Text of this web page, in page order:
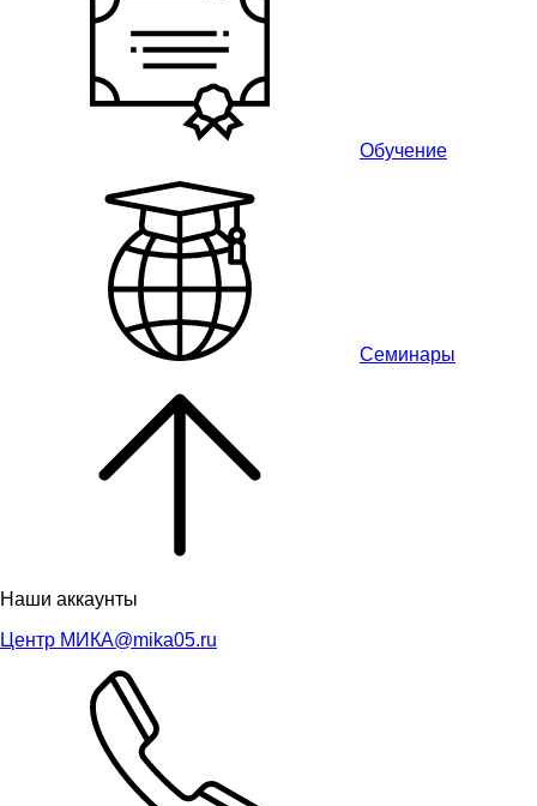
Обучение
Семинары
Наши аккаунты
Центр МИКА@mika05.ru